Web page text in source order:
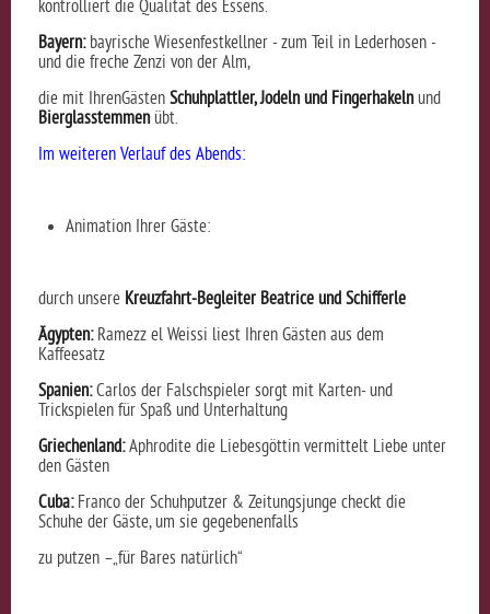
kontrolliert die Qualität des Essens.
Bayern:bayrische Wiesenfestkellner - zum Teil in Lederhosen -
und die freche Zenzi von der Alm,
die mit IhrenGästen Schuhplattler, Jodeln und Fingerhakelnund
Bierglasstemmenübt.
Im weiteren Verlauf des Abends:
Animation Ihrer Gäste:
durch unsere Kreuzfahrt-Begleiter Beatrice und Schifferle
Ägypten: Ramezz el Weissi liest Ihren Gästen aus dem
Kaffeesatz
Spanien:Carlos der Falschspieler sorgt mit Karten- und
Trickspielen für Spaß und Unterhaltung
Griechenland:Aphrodite die Liebesgöttin vermittelt Liebe unter
den Gästen
Cuba:Franco der Schuhputzer & Zeitungsjunge checkt die
Schuhe der Gäste, um sie gegebenenfalls
zu putzen –„für Bares natürlich“